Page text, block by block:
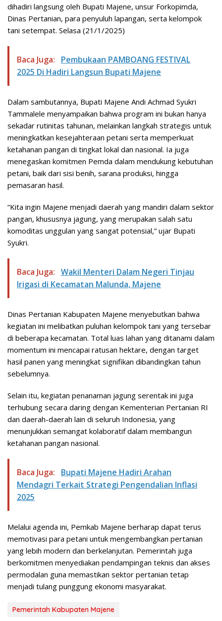
dihadiri langsung oleh Bupati Majene, unsur Forkopimda,
Dinas Pertanian, para penyuluh lapangan, serta kelompok
tani setempat. Selasa (21/1/2025)
Baca Juga:
Pembukaan PAMBOANG FESTIVAL
2025 Di Hadiri Langsun Bupati Majene
Dalam sambutannya, Bupati Majene Andi Achmad Syukri
Tammalele menyampaikan bahwa program ini bukan hanya
sekadar rutinitas tahunan, melainkan langkah strategis untuk
meningkatkan kesejahteraan petani serta memperkuat
ketahanan pangan di tingkat lokal dan nasional. Ia juga
menegaskan komitmen Pemda dalam mendukung kebutuhan
petani, baik dari sisi benih, sarana produksi, hingga
pemasaran hasil.
“Kita ingin Majene menjadi daerah yang mandiri dalam sektor
pangan, khususnya jagung, yang merupakan salah satu
komoditas unggulan yang sangat potensial,” ujar Bupati
Syukri.
Baca Juga: Wakil Menteri Dalam Negeri Tinjau
Irigasi di Kecamatan Malunda, Majene
Dinas Pertanian Kabupaten Majene menyebutkan bahwa
kegiatan ini melibatkan puluhan kelompok tani yang tersebar
di beberapa kecamatan. Total luas lahan yang ditanami dalam
momentum ini mencapai ratusan hektare, dengan target
hasil panen yang meningkat signifikan dibandingkan tahun
sebelumnya.
Selain itu, kegiatan penanaman jagung serentak ini juga
terhubung secara daring dengan Kementerian Pertanian RI
dan daerah-daerah lain di seluruh Indonesia, yang
menunjukkan semangat kolaboratif dalam membangun
ketahanan pangan nasional.
Baca Juga:
Bupati Majene Hadiri Arahan
Mendagri Terkait Strategi Pengendalian Inflasi
2025
Melalui agenda ini, Pemkab Majene berharap dapat terus
memotivasi para petani untuk mengembangkan pertanian
yang lebih modern dan berkelanjutan. Pemerintah juga
berkomitmen menyediakan pendampingan teknis dan akses
permodalan guna memastikan sektor pertanian tetap
menjadi tulang punggung ekonomi masyarakat.
Pemerintah Kabupaten Majene